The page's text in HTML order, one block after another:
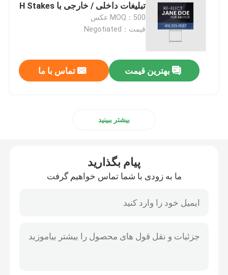
تبلیغات داخلی / خارجی با H Stakes
MOQ：500 عکس
قیمت：Negotiated
بهترین قیمت تماس با ما
بیشتر ببینید
پیام بگذارید
ما به زودی با شما تماس خواهیم گرفت